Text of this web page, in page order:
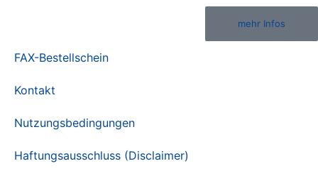
FAX-Bestellschein
Kontakt
Nutzungsbedingungen
Haftungsausschluss (Disclaimer)
mehr Infos